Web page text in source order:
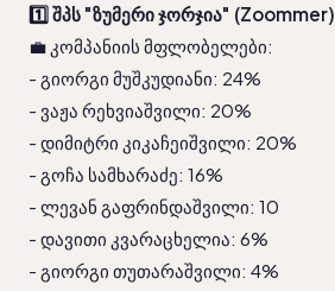
1️⃣ შპს "ზუმერი ჯორჯია" (Zoommer)
💼 კომპანიის მფლობელები:
- გიორგი მუშკუდიანი: 24%
- ვაჟა რეხვიაშვილი: 20%
- დიმიტრი კიკაჩეიშვილი: 20%
- გოჩა სამხარაძე: 16%
- ლევან გაფრინდაშვილი: 10
- დავითი კვარაცხელია: 6%
- გიორგი თუთარაშვილი: 4%